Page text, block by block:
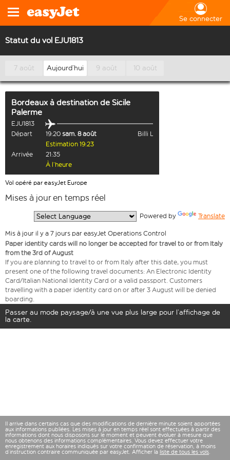
Se connecter
Statut du vol EJU1813
7 août Aujourd’hui 9 août 10 août
Bordeaux à destination de Sicile
Palerme
EJU1813
Départ
19:20 sam. 8 août
Billi L
Estimation 19:23
Arrivée
21:35
À l’heure
Vol opéré par easyJet Europe
Mises à jour en temps réel
Powered by Translate
Mis à jour il y a 7 jours par easyJet Operations Control
Paper identity cards will no longer be accepted for travel to or from Italy
from the 3rd of August
If you are planning to travel to or from Italy after this date, you must
present one of the following travel documents: An Electronic Identity
Card/Italian National Identity Card or a valid passport. Customers
travelling with a paper identity card on or after 3 August will be denied
boarding.
Passer au mode paysage/à une vue plus large pour l’affichage de
la carte.
Il arrive dans certains cas que des modifications de dernière minute soient apportées
aux informations publiées. Les mises à jour en temps réel sont effectuées à partir des
informations dont nous disposons sur le moment et peuvent évoluer à mesure que
nous obtenons des informations complémentaires. Vous devez effectuer votre
enregistrement aux horaires indiqués sur votre confirmation de réservation, à moins
d’instruction contraire communiquée par easyJet. Afficher la liste de tous les vols.